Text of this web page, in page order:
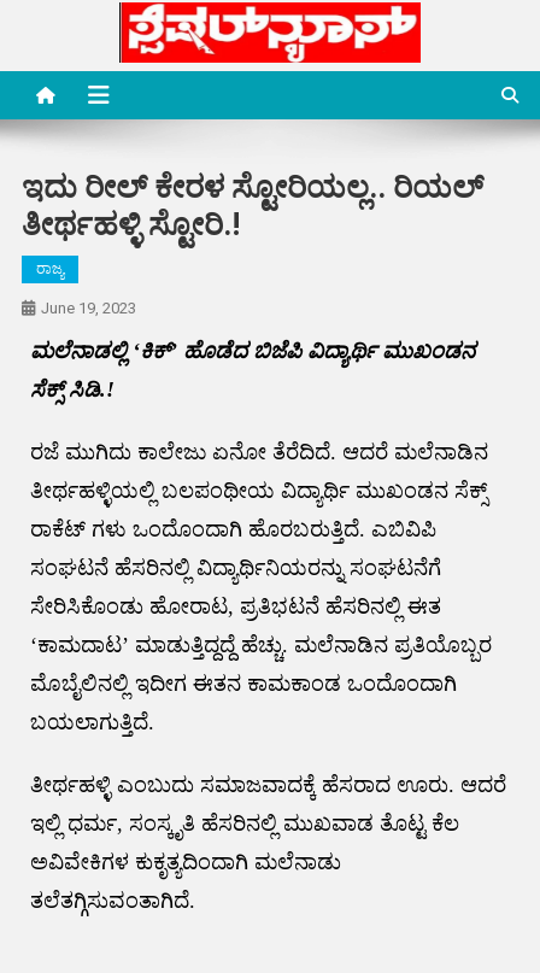
content
Special News Media
Special News Media
ಇದು ರೀಲ್ ಕೇರಳ ಸ್ಟೋರಿಯಲ್ಲ.. ರಿಯಲ್
ತೀರ್ಥಹಳ್ಳಿ ಸ್ಟೋರಿ.!
ರಾಜ್ಯ
June 19, 2023
ಮಲೆನಾಡಲ್ಲಿ ‘ಕಿಕ್’ ಹೊಡೆದ ಬಿಜೆಪಿ ವಿದ್ಯಾರ್ಥಿ ಮುಖಂಡನ
ಸೆಕ್ಸ್ ಸಿಡಿ.!
ರಜೆ ಮುಗಿದು ಕಾಲೇಜು ಏನೋ ತೆರೆದಿದೆ. ಆದರೆ ಮಲೆನಾಡಿನ
ತೀರ್ಥಹಳ್ಳಿಯಲ್ಲಿ ಬಲಪಂಥೀಯ ವಿದ್ಯಾರ್ಥಿ ಮುಖಂಡನ ಸೆಕ್ಸ್
ರಾಕೆಟ್ ಗಳು ಒಂದೊಂದಾಗಿ ಹೊರಬರುತ್ತಿದೆ. ಎಬಿವಿಪಿ
ಸಂಘಟನೆ ಹೆಸರಿನಲ್ಲಿ ವಿದ್ಯಾರ್ಥಿನಿಯರನ್ನು ಸಂಘಟನೆಗೆ
ಸೇರಿಸಿಕೊಂಡು ಹೋರಾಟ, ಪ್ರತಿಭಟನೆ ಹೆಸರಿನಲ್ಲಿ ಈತ
‘ಕಾಮದಾಟ’ ಮಾಡುತ್ತಿದ್ದದ್ದೆ ಹೆಚ್ಚು. ಮಲೆನಾಡಿನ ಪ್ರತಿಯೊಬ್ಬರ
ಮೊಬೈಲಿನಲ್ಲಿ ಇದೀಗ ಈತನ ಕಾಮಕಾಂಡ ಒಂದೊಂದಾಗಿ
ಬಯಲಾಗುತ್ತಿದೆ.
ತೀರ್ಥಹಳ್ಳಿ ಎಂಬುದು ಸಮಾಜವಾದಕ್ಕೆ ಹೆಸರಾದ ಊರು. ಆದರೆ
ಇಲ್ಲಿ ಧರ್ಮ, ಸಂಸ್ಕೃತಿ ಹೆಸರಿನಲ್ಲಿ ಮುಖವಾಡ ತೊಟ್ಟ ಕೆಲ
ಅವಿವೇಕಿಗಳ ಕುಕೃತ್ಯದಿಂದಾಗಿ ಮಲೆನಾಡು
ತಲೆತಗ್ಗಿಸುವಂತಾಗಿದೆ.